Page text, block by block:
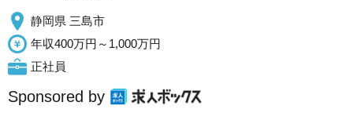
静岡県 三島市
年収400万円～1,000万円
正社員
Sponsored by